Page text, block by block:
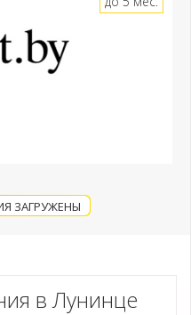
ЗАГРУЖЕНЫ
в Лунинце